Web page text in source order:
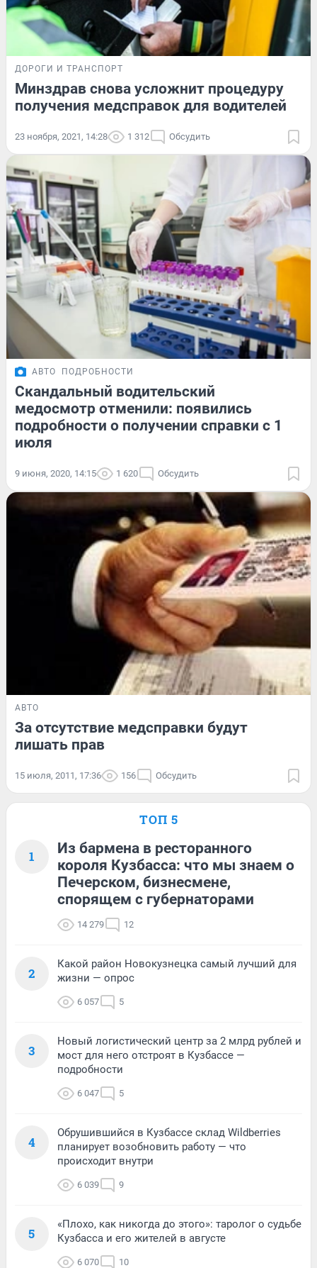
ДОРОГИ И ТРАНСПОРТ
Минздрав снова усложнит процедуру
получения медсправок для водителей
23 ноября, 2021, 14:28 1 312 Обсудить
АВТО ПОДРОБНОСТИ
Скандальный водительский
медосмотр отменили: появились
подробности о получении справки с 1
июля
9 июня, 2020, 14:15 1 620 Обсудить
АВТО
За отсутствие медсправки будут
лишать прав
15 июля, 2011, 17:36 156 Обсудить
ТОП 5
1
Из бармена в ресторанного
короля Кузбасса: что мы знаем о
Печерском, бизнесмене,
спорящем с губернаторами
14 279 12
2
Какой район Новокузнецка самый лучший для
жизни — опрос
6 057 5
3
Новый логистический центр за 2 млрд рублей и
мост для него отстроят в Кузбассе —
подробности
6 047 5
4
Обрушившийся в Кузбассе склад Wildberries
планирует возобновить работу — что
происходит внутри
6 039 9
5
«Плохо, как никогда до этого»: таролог о судьбе
Кузбасса и его жителей в августе
6 070 10